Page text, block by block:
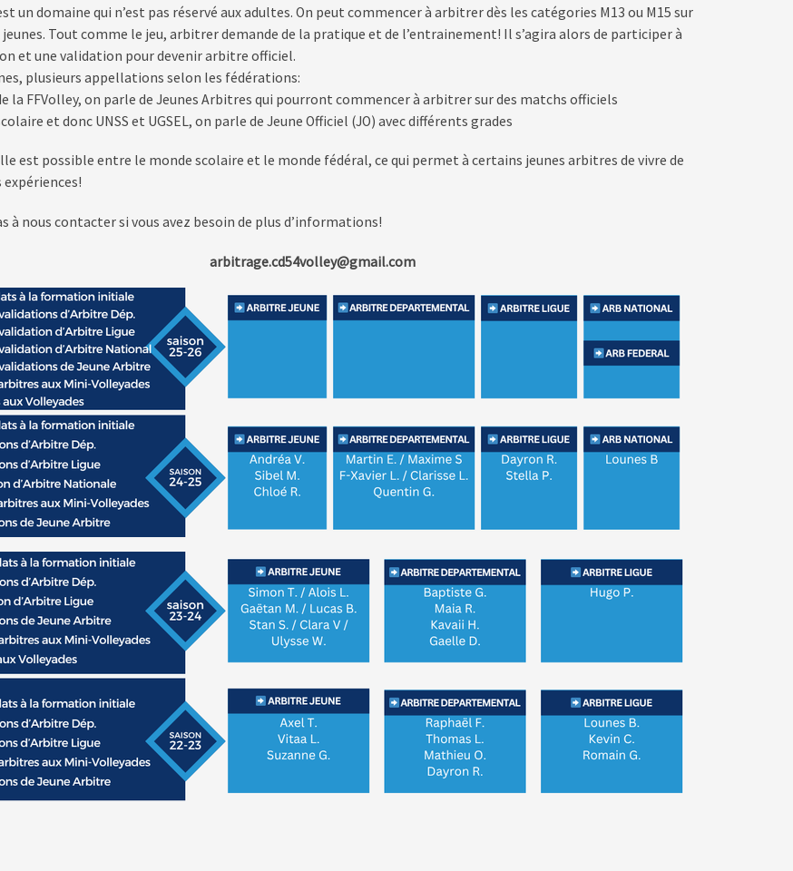
un domaine qui n’est pas réservé aux adultes. On peut commencer à arbitrer dès les catégories M13 ou M15 sur
Tout comme le jeu, arbitrer demande de la pratique et de l’entrainement! Il s’agira alors de participer à
et une validation pour devenir arbitre officiel.
plusieurs appellations selon les fédérations:
la FFVolley, on parle de Jeunes Arbitres qui pourront commencer à arbitrer sur des matchs officiels
et donc UNSS et UGSEL, on parle de Jeune Officiel (JO) avec différents grades
est possible entre le monde scolaire et le monde fédéral, ce qui permet à certains jeunes arbitres de vivre de
à nous contacter si vous avez besoin de plus d’informations!
arbitrage.cd54volley@gmail.com